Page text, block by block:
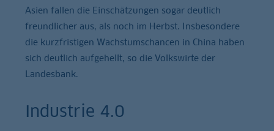
Asien fallen die Einschätzungen sogar deutlich
freundlicher aus, als noch im Herbst. Insbesondere
die kurzfristigen Wachstumschancen in China haben
sich deutlich aufgehellt, so die Volkswirte der
Landesbank.
Industrie 4.0